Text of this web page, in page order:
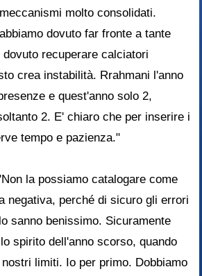
molto consolidati.
dovuto far fronte a tante
recuperare calciatori
crea instabilità. Rrahmani l'anno
e quest'anno solo 2,
2. E' chiaro che per inserire i
tempo e pazienza."
la possiamo catalogare come
negativa, perché di sicuro gli errori
sanno benissimo. Sicuramente
spirito dell'anno scorso, quando
limiti. Io per primo. Dobbiamo